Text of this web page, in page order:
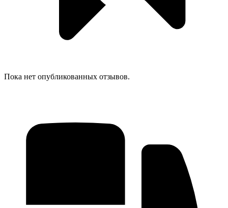
Пока нет опубликованных отзывов.